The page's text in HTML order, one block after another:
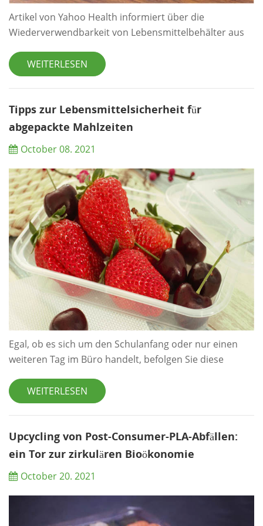
Artikel von Yahoo Health informiert über die
Wiederverwendbarkeit von Lebensmittelbehälter aus
bakterieller Kontamination und chemischer
Auswaschung diskutiert. In einem am 29. Juni 2015
Yahoo Health berichtet die freiberufliche Autorin Laura
Tedesco über die Sicherheit der Wiederverwendung
WEITERLESEN
Tipps zur Lebensmittelsicherheit für
abgepackte Mahlzeiten
October 08. 2021
Egal, ob es sich um den Schulanfang oder nur einen
weiteren Tag im Büro handelt, befolgen Sie diese
dass Ihr Lunchpaket sicher verzehrt werden kann.
Beginnen Sie mit sicheren Lebensmitteln Ein gekühlter
Lebensmittelvergiftung, wenn die Lebensmittel, die Sie
hineinlegen, bereits mit schädlichen Bakterien k...
WEITERLESEN
Upcycling von Post-Consumer-PLA-Abfällen:
ein Tor zur zirkulären Bioökonomie
October 20. 2021